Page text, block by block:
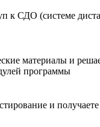
к СДО (системе
материалы и
программы
и